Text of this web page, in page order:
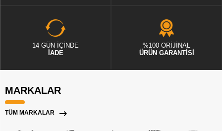
14 GÜN İÇİNDE
İADE
%100 ORİJİNAL
ÜRÜN GARANTİSİ
MARKALAR
TÜM MARKALAR